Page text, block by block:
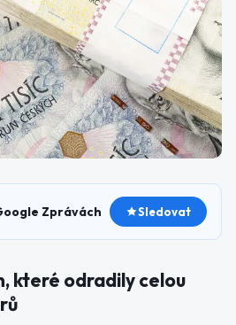
Zprávách Sledovat
které odradily celou